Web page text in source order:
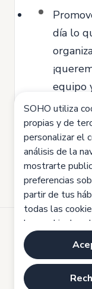
día lo
equipo
camino
¡Te
Desarrollado por
Aviso legal
Política de cookies
SOHO utiliza
propias y de
personalizar el
análisis de la
mostrarte
preferencias
partir de tus
todas las
las cookies',
todas las
'Configuración
más:Política de